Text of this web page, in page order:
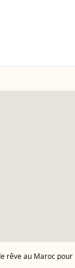
au Maroc pour